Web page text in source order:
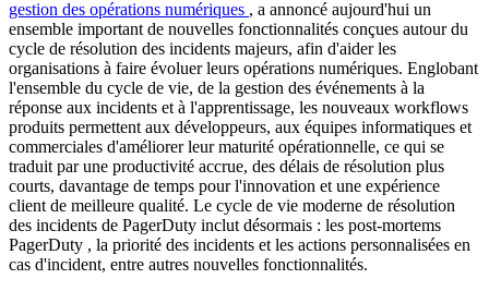
gestion des opérations numériques , a annoncé aujourd'hui un
ensemble important de nouvelles fonctionnalités conçues autour du
cycle de résolution des incidents majeurs, afin d'aider les
organisations à faire évoluer leurs opérations numériques. Englobant
l'ensemble du cycle de vie, de la gestion des événements à la
réponse aux incidents et à l'apprentissage, les nouveaux workflows
produits permettent aux développeurs, aux équipes informatiques et
commerciales d'améliorer leur maturité opérationnelle, ce qui se
traduit par une productivité accrue, des délais de résolution plus
courts, davantage de temps pour l'innovation et une expérience
client de meilleure qualité. Le cycle de vie moderne de résolution
des incidents de PagerDuty inclut désormais : les post-mortems
PagerDuty , la priorité des incidents et les actions personnalisées en
cas d'incident, entre autres nouvelles fonctionnalités.